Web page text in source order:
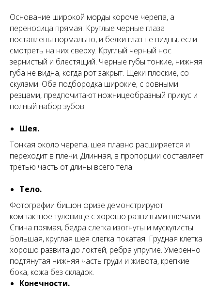
Основание широкой морды короче черепа, а
переносица прямая. Круглые черные глаза
поставлены нормально, и белки глаз не видны, если
смотреть на них сверху. Круглый черный нос
зернистый и блестящий. Черные губы тонкие, нижняя
губа не видна, когда рот закрыт. Щеки плоские, со
скулами. Оба подбородка широкие, с ровными
резцами, предпочитают ножницеобразный прикус и
полный набор зубов.
Шея.
Тонкая около черепа, шея плавно расширяется и
переходит в плечи. Длинная, в пропорции составляет
третью часть от длины всего тела.
Тело.
Фотографии бишон фризе демонстрируют
компактное туловище с хорошо развитыми плечами.
Спина прямая, бедра слегка изогнуты и мускулисты.
Большая, круглая шея слегка покатая. Грудная клетка
хорошо развита до локтей, ребра упругие. Умеренно
подтянутая нижняя часть груди и живота, крепкие
бока, кожа без складок.
Конечности.